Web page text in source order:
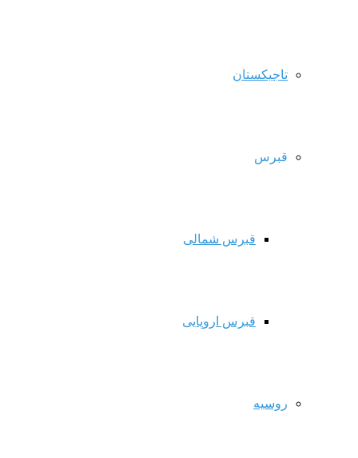
تاجیکستان
قبرس
قبرس شمالی
قبرس اروپایی
روسیه